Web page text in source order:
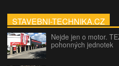
STAVEBNI-TECHNIKA.CZ
Nejde jen o motor.
pohonných jednotek